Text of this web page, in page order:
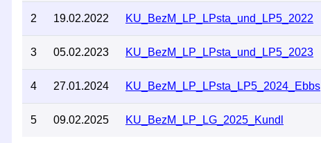
2 19.02.2022 KU_BezM_LP_LPsta_und_LP5_2022
3 05.02.2023 KU_BezM_LP_LPsta_und_LP5_2023
4 27.01.2024 KU_BezM_LP_LPsta_LP5_2024_Ebbs
5 09.02.2025 KU_BezM_LP_LG_2025_Kundl